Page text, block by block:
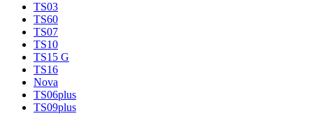
TS03
TS60
TS07
TS10
TS15 G
TS16
Nova
TS06plus
TS09plus